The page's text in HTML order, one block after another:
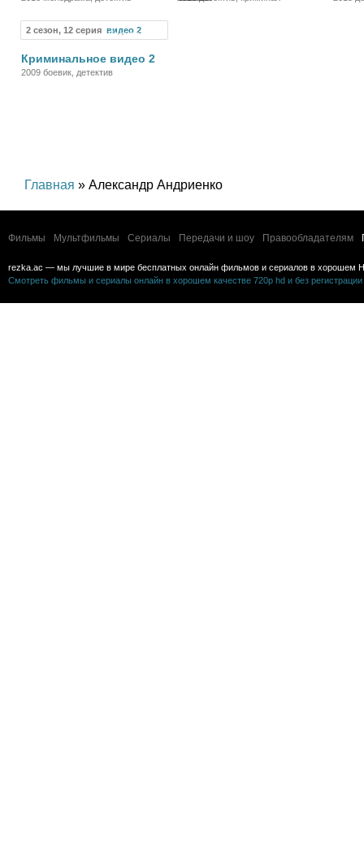
2 сезон, 12 серия Сериал
Криминальное видео 2
2009 боевик, детектив
Главная » Александр Андриенко
Фильмы Мультфильмы Сериалы Передачи и шоу Правообладателям
rezka.ac — мы лучшие в мире бесплатных онлайн фильмов и сериалов в хорошем
Смотреть фильмы и сериалы онлайн в хорошем качестве 720p hd и без